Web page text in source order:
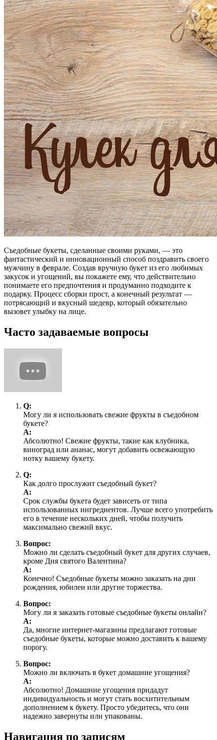
Съедобные букеты, сделанные своими руками, — это
фантастический и инновационный способ поздравить своего
мужчину в феврале. Создав вручную букет из его любимых
закусок и угощений, вы покажете ему, что действительно
понимаете его предпочтения и продуманно подходите к
подарку. Процесс сборки прост, а конечный результат —
потрясающий и вкусный шедевр, который обязательно
вызовет улыбку на лице.
Часто задаваемые вопросы
Q:
Могу ли я использовать свежие фрукты в съедобном
букете?
А:
Абсолютно! Свежие фрукты, такие как клубника,
виноград или ананас, могут добавить освежающую
нотку вашему букету.
Q:
Как долго прослужит съедобный букет?
А:
Срок службы букета будет зависеть от типа
использованных ингредиентов. Лучше всего употребить
его в течение нескольких дней, чтобы получить
максимально свежий вкус.
Вопрос:
Можно ли сделать съедобный букет для других случаев,
кроме Дня святого Валентина?
А:
Конечно! Съедобные букеты можно заказать на дни
рождения, юбилеи или другие торжества.
Вопрос:
Могу ли я заказать готовые съедобные букеты онлайн?
А:
Да, многие интернет-магазины предлагают готовые
съедобные букеты, которые можно доставить к вашему
порогу.
Вопрос:
Можно ли включать в букет домашние угощения?
А:
Абсолютно! Домашние угощения придадут
индивидуальность и могут стать восхитительным
дополнением к букету. Просто убедитесь, что они
надежно завернуты или упакованы.
Навигация по записям